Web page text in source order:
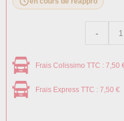
Frais Colissimo TTC : 7,50
Frais Express TTC : 7,50 €